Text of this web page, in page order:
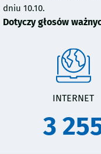
dniu 10.10.
Dotyczy głosów
INTERNET
3